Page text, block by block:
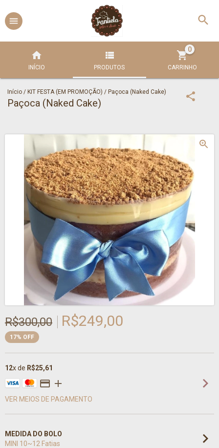
INÍCIO PRODUTOS CARRINHO
0
Início / KIT FESTA (EM PROMOÇÃO) / Paçoca (Naked Cake)
Paçoca (Naked Cake)
R$300,00 R$249,00
17% OFF
12x de R$25,61
VER MEIOS DE PAGAMENTO
MEDIDA DO BOLO
MINI 10~12 Fatias